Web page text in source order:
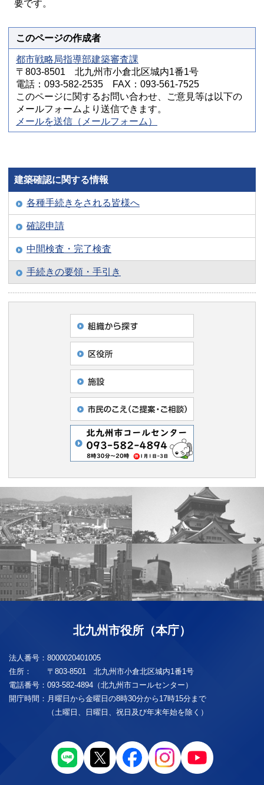
要です。
このページの作成者
都市戦略局指導部建築審査課
〒803-8501 北九州市小倉北区城内1番1号
電話：093-582-2535 FAX：093-561-7525
このページに関するお問い合わせ、ご意見等は以下の
メールフォームより送信できます。
メールを送信（メールフォーム）
建築確認に関する情報
各種手続きをされる皆様へ
確認申請
中間検査・完了検査
手続きの要領・手引き
北九州市役所（本庁）
法人番号： 8000020401005
住所：
〒803-8501 北九州市小倉北区城内1番1号
電話番号： 093-582-4894（北九州市コールセンター）
開庁時間： 月曜日から金曜日の8時30分から17時15分まで
（土曜日、日曜日、祝日及び年末年始を除く）